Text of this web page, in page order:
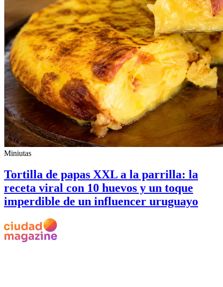
Miniutas
Tortilla de papas XXL a la parrilla: la
receta viral con 10 huevos y un toque
imperdible de un influencer uruguayo